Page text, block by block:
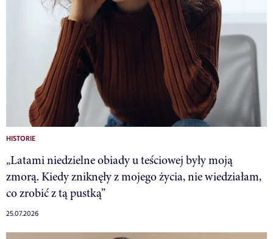
HISTORIE
„Latami niedzielne obiady u teściowej były moją
zmorą. Kiedy zniknęły z mojego życia, nie wiedziałam,
co zrobić z tą pustką”
25.07.2026